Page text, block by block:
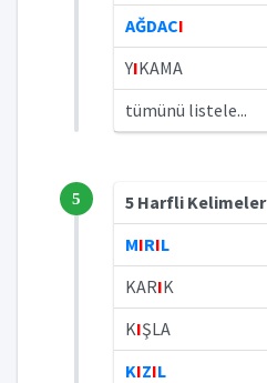
AĞDACI
YIKAMA
tümünü listele...
5
5 Harfli Kelimeler
MIRIL
KARIK
KIŞLA
KIZIL